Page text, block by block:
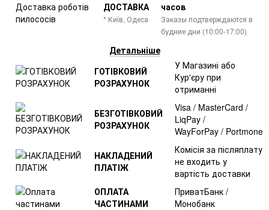
ДОСТАВКА
* Київ, Одеса
часов
Заказы подтверждаются в
будние дни (10:00-17:00)
Детальніше
ГОТІВКОВИЙ
РОЗРАХУНОК
У Магазині або
Кур'єру при
отриманні
БЕЗГОТІВКОВИЙ
РОЗРАХУНОК
Visa / MasterCard /
LiqPay /
WayForPay / Portmone
НАКЛАДЕНИЙ
ПЛАТІЖ
Комісія за післяплату
не входить у
вартість доставки
ОПЛАТА
ЧАСТИНАМИ
ПриватБанк /
Монобанк